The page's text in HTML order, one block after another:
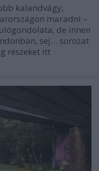
kalandvágy,
maradni –
de innen
sej… sorozat
részeket itt